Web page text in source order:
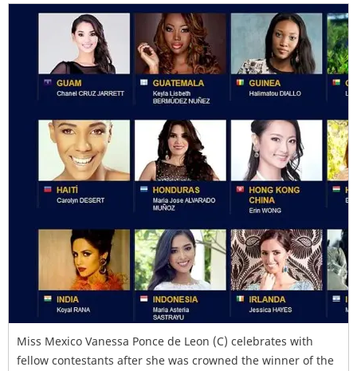
Miss Mexico Vanessa Ponce de Leon (C) celebrates with
fellow contestants after she was crowned the winner of the